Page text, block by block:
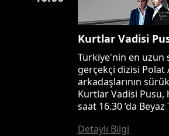
Kurtlar Vadisi
Türkiye'nin en uzun
gerçekçi dizisi Polat
arkadaşlarının
Kurtlar Vadisi
saat 16.30 ’da Beyaz
Detaylı Bilgi